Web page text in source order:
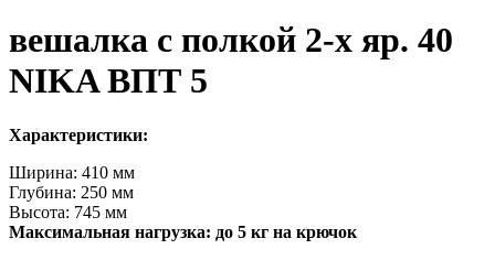
вешалка с полкой 2-х яр. 40
NIKA ВПТ 5
Характеристики:
Ширина: 410 мм
Глубина: 250 мм
Высота: 745 мм
Максимальная нагрузка: до 5 кг на крючок